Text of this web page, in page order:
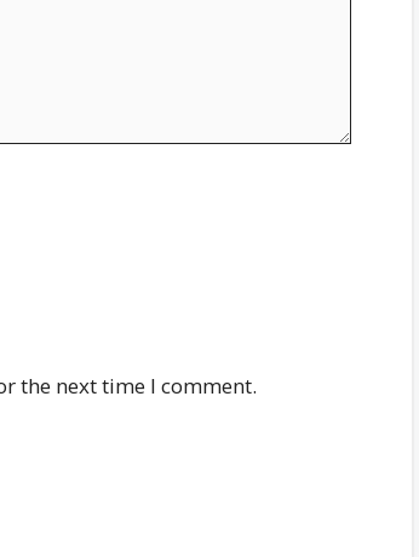
the next time I comment.